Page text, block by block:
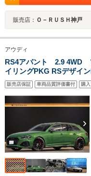
販売店： Ｏ－ＲＵＳＨ神戸
アウディ
RS4アバント 2.9 4WD
イリングPKG RSデザイ
OP20インチブラックAW
ルーフ TVチューナー ブ
テリア パークアシスト
販売店保証 車両品質評価書付 購